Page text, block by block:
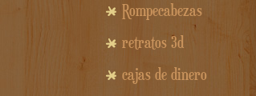
Rompecabezas
retratos 3d
cajas de dinero